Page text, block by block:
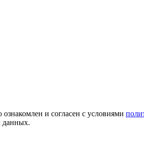
и согласен с условиями
данных.